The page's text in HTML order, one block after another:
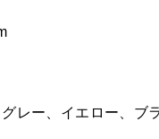
レー、イエロー、ブ